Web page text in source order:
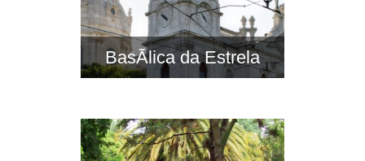
BasÃ­lica da Estrela